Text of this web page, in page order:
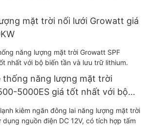
mặt trời nối lưới Growatt giá
thống năng lượng mặt trời
5000ES giá tốt nhất với bộ
lithium.